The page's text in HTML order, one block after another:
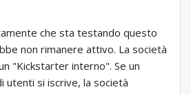
che sta testando questo
non rimanere attivo. La società
"Kickstarter interno". Se un
utenti si iscrive, la società